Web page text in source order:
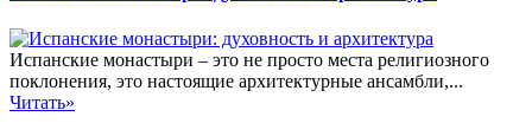
Испанские монастыри – это не просто места религиозного
поклонения, это настоящие архитектурные ансамбли,...
Читать»